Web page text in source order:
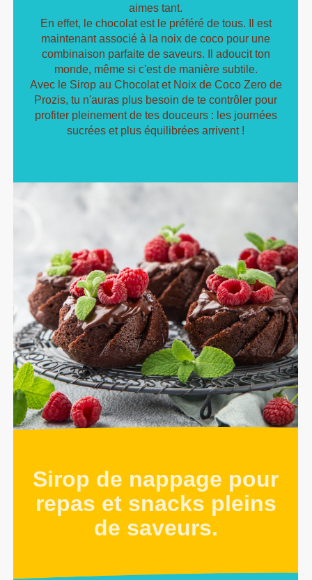
aimes tant.
En effet, le chocolat est le préféré de tous. Il est
maintenant associé à la noix de coco pour une
combinaison parfaite de saveurs. Il adoucit ton
monde, même si c'est de manière subtile.
Avec le Sirop au Chocolat et Noix de Coco Zero de
Prozis, tu n'auras plus besoin de te contrôler pour
profiter pleinement de tes douceurs : les journées
sucrées et plus équilibrées arrivent !
Sirop de nappage pour
repas et snacks pleins
de saveurs.